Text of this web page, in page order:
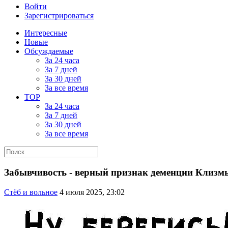
Войти
Зарегистрироваться
Интересные
Новые
Обсуждаемые
За 24 часа
За 7 дней
За 30 дней
За все время
TOP
За 24 часа
За 7 дней
За 30 дней
За все время
Забывчивость - верный признак деменции
Стёб и вольное 4 июля 2025, 23:02